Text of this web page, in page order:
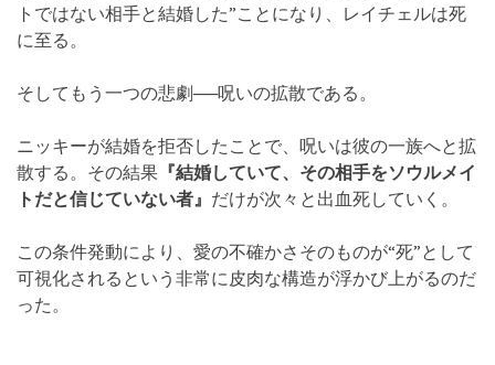
トではない相手と結婚した”ことになり、レイチェルは死
に至る。
そしてもう一つの悲劇──呪いの拡散である。
ニッキーが結婚を拒否したことで、呪いは彼の一族へと拡
散する。その結果『結婚していて、その相手をソウルメイ
トだと信じていない者』 だけが次々と出血死していく。
この条件発動により、愛の不確かさそのものが“死”として
可視化されるという非常に皮肉な構造が浮かび上がるのだ
った。